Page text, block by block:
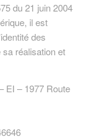
du 21 juin 2004
il est
des
réalisation et
EI – 1977 Route